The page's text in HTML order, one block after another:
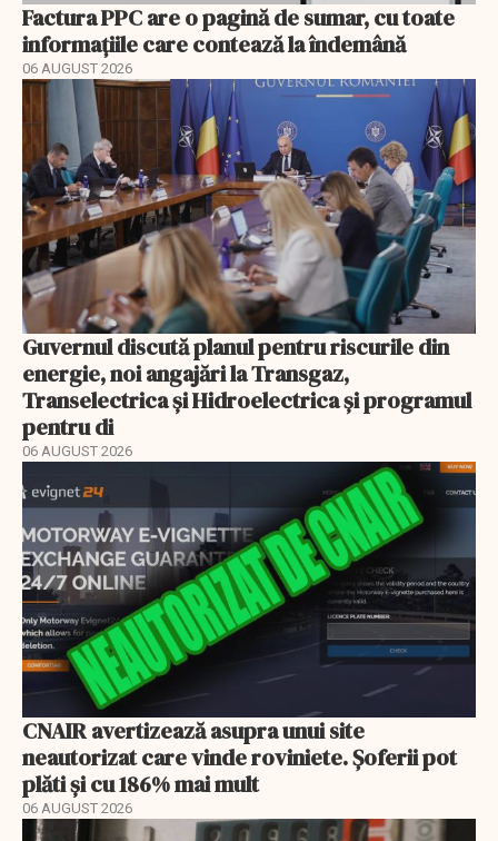
Factura PPC are o pagină de sumar, cu toate
informațiile care contează la îndemână
06 AUGUST 2026
Guvernul discută planul pentru riscurile din
energie, noi angajări la Transgaz,
Transelectrica și Hidroelectrica și programul
pentru di
06 AUGUST 2026
CNAIR avertizează asupra unui site
neautorizat care vinde roviniete. Șoferii pot
plăti și cu 186% mai mult
06 AUGUST 2026